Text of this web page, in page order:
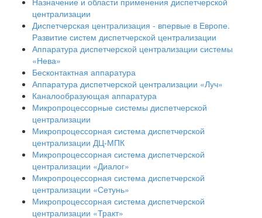
централизации
Диспетчерская централизация - впервые в Европе.
Развитие систем диспетчерской централизации
Аппаратура диспетчерской централизации системы
«Нева»
Бесконтактная аппаратура
Аппаратура диспетчерской централизации «Луч»
Каналообразующая аппаратура
Микропроцессорные системы диспетчерской
централизации
Микропроцессорная система диспетчерской
централизации ДЦ-МПК
Микропроцессорная система диспетчерской
централизации «Диалог»
Микропроцессорная система диспетчерской
централизации «Сетунь»
Микропроцессорная система диспетчерской
централизации «Тракт»